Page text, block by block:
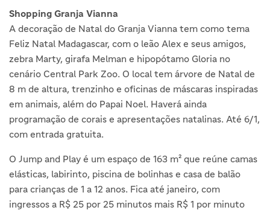
Shopping Granja Vianna
A decoração de Natal do Granja Vianna tem como tema
Feliz Natal Madagascar, com o leão Alex e seus amigos,
zebra Marty, girafa Melman e hipopótamo Gloria no
cenário Central Park Zoo. O local tem árvore de Natal de
8 m de altura, trenzinho e oficinas de máscaras inspiradas
em animais, além do Papai Noel. Haverá ainda
programação de corais e apresentações natalinas. Até 6/1,
com entrada gratuita.
O Jump and Play é um espaço de 163 m² que reúne camas
elásticas, labirinto, piscina de bolinhas e casa de balão
para crianças de 1 a 12 anos. Fica até janeiro, com
ingressos a R$ 25 por 25 minutos mais R$ 1 por minuto